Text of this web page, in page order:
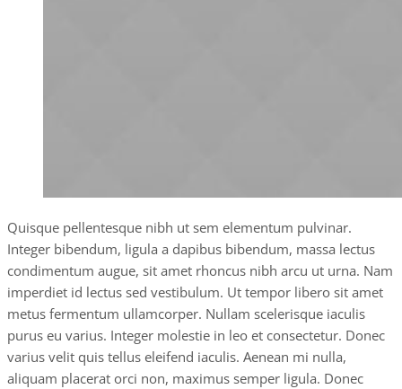
Quisque pellentesque nibh ut sem elementum pulvinar.
Integer bibendum, ligula a dapibus bibendum, massa lectus
condimentum augue, sit amet rhoncus nibh arcu ut urna. Nam
imperdiet id lectus sed vestibulum. Ut tempor libero sit amet
metus fermentum ullamcorper. Nullam scelerisque iaculis
purus eu varius. Integer molestie in leo et consectetur. Donec
varius velit quis tellus eleifend iaculis. Aenean mi nulla,
aliquam placerat orci non, maximus semper ligula. Donec